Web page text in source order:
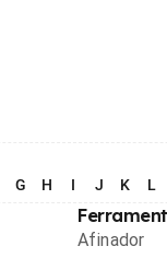
G H I J K L
Afinador